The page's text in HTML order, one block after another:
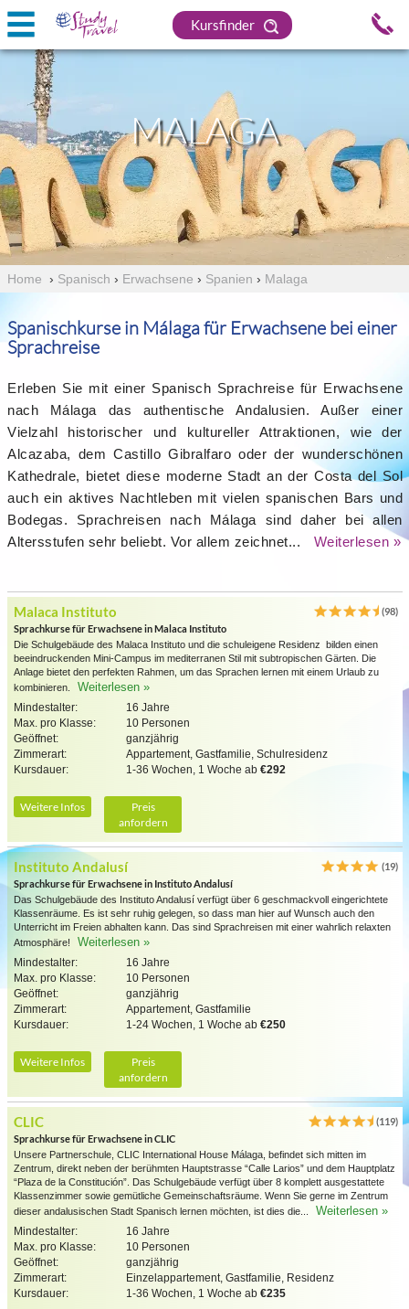
Kursfinder
MALAGA
Home › Spanisch › Erwachsene › Spanien › Malaga
Spanischkurse in Málaga für Erwachsene bei einer
Sprachreise
Erleben Sie mit einer Spanisch Sprachreise für Erwachsene
nach Málaga das authentische Andalusien. Außer einer
Vielzahl historischer und kultureller Attraktionen, wie der
Alcazaba, dem Castillo Gibralfaro oder der wunderschönen
Kathedrale, bietet diese moderne Stadt an der Costa del Sol
auch ein aktives Nachtleben mit vielen spanischen Bars und
Bodegas. Sprachreisen nach Málaga sind daher bei allen
Altersstufen sehr beliebt. Vor allem zeichnet...
Weiterlesen »
Malaca Instituto
(98)
Sprachkurse für Erwachsene in Malaca Instituto
Die Schulgebäude des Malaca Instituto und die schuleigene Residenz bilden einen
beeindruckenden Mini-Campus im mediterranen Stil mit subtropischen Gärten. Die
Anlage bietet den perfekten Rahmen, um das Sprachen lernen mit einem Urlaub zu
kombinieren.
Weiterlesen »
Mindestalter:
16 Jahre
Max. pro Klasse:
10 Personen
Geöffnet:
ganzjährig
Zimmerart:
Appartement, Gastfamilie, Schulresidenz
Kursdauer:
1-36 Wochen, 1 Woche ab €292
Weitere Infos
Preis
anfordern
Instituto Andalusí
(19)
Sprachkurse für Erwachsene in Instituto Andalusí
Das Schulgebäude des Instituto Andalusí verfügt über 6 geschmackvoll eingerichtete
Klassenräume. Es ist sehr ruhig gelegen, so dass man hier auf Wunsch auch den
Unterricht im Freien abhalten kann. Das sind Sprachreisen mit einer wahrlich relaxten
Atmosphäre!
Weiterlesen »
Mindestalter:
16 Jahre
Max. pro Klasse:
10 Personen
Geöffnet:
ganzjährig
Zimmerart:
Appartement, Gastfamilie
Kursdauer:
1-24 Wochen, 1 Woche ab €250
Weitere Infos
Preis
anfordern
CLIC
(119)
Sprachkurse für Erwachsene in CLIC
Unsere Partnerschule, CLIC International House Málaga, befindet sich mitten im
Zentrum, direkt neben der berühmten Hauptstrasse “Calle Larios” und dem Hauptplatz
“Plaza de la Constitución”. Das Schulgebäude verfügt über 8 komplett ausgestattete
Klassenzimmer sowie gemütliche Gemeinschaftsräume. Wenn Sie gerne im Zentrum
dieser andalusischen Stadt Spanisch lernen möchten, ist dies die...
Weiterlesen »
Mindestalter:
16 Jahre
Max. pro Klasse:
10 Personen
Geöffnet:
ganzjährig
Zimmerart:
Einzelappartement, Gastfamilie, Residenz
Kursdauer:
1-36 Wochen, 1 Woche ab €235